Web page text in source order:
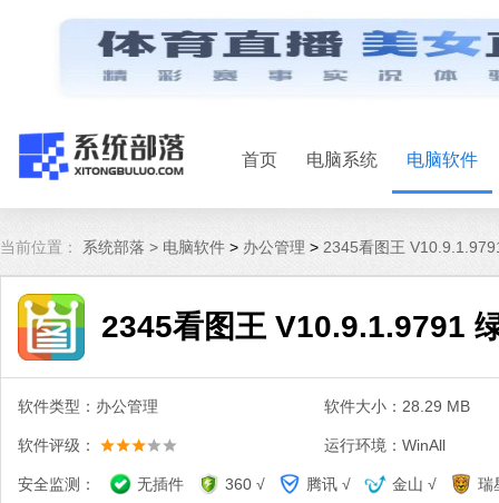
首页 电脑系统 电脑软件
当前位置： 系统部落 > 电脑软件 > 办公管理 > 2345看图王
2345看图王 V10.9.1.9791
软件类型：办公管理 软件大小：28.29 MB
软件评级： 运行环境：WinAll
安全监测： 无插件 360 √ 腾讯 √ 金山 √ 瑞